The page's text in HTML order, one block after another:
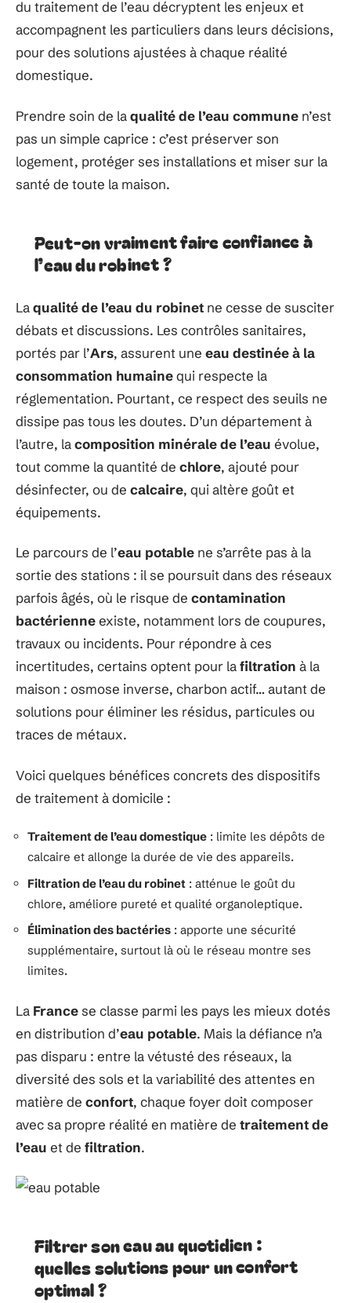
du traitement de l’eau décryptent les enjeux et
accompagnent les particuliers dans leurs décisions,
pour des solutions ajustées à chaque réalité
domestique.
Prendre soin de laqualité de l’eau commune n’est
pas un simple caprice : c’est préserver son
logement, protéger ses installations et miser sur la
santé de toute la maison.
Peut-on vraiment faire confiance à
l’eau du robinet ?
Laqualité de l’eau du robinet ne cesse de susciter
débats et discussions. Les contrôles sanitaires,
portés par l’Ars, assurent une eau destinée à la
consommation humainequi respecte la
réglementation. Pourtant, ce respect des seuils ne
dissipe pas tous les doutes. D’un département à
l’autre, lacomposition minérale de l’eau évolue,
tout comme la quantité de chlore, ajouté pour
désinfecter, ou de calcaire, qui altère goût et
équipements.
Le parcours de l’eau potable ne s’arrête pas à la
sortie des stations : il se poursuit dans des réseaux
parfois âgés, où le risque de contamination
bactérienneexiste, notamment lors de coupures,
travaux ou incidents. Pour répondre à ces
incertitudes, certains optent pour lafiltration à la
maison : osmose inverse, charbon actif… autant de
solutions pour éliminer les résidus, particules ou
traces de métaux.
Voici quelques bénéfices concrets des dispositifs
de traitement à domicile :
Traitement de l’eau domestique : limite les dépôts de
calcaire et allonge la durée de vie des appareils.
Filtration de l’eau du robinet : atténue le goût du
chlore, améliore pureté et qualité organoleptique.
Élimination des bactéries : apporte une sécurité
supplémentaire, surtout là où le réseau montre ses
limites.
La Francese classe parmi les pays les mieux dotés
en distribution d’eau potable. Mais la défiance n’a
pas disparu : entre la vétusté des réseaux, la
diversité des sols et la variabilité des attentes en
matière de confort, chaque foyer doit composer
avec sa propre réalité en matière de traitement de
l’eau et de filtration.
Filtrer son eau au quotidien :
quelles solutions pour un confort
optimal ?